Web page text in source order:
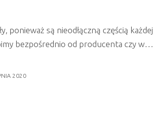
ponieważ są nieodłączną częścią każdej
bezpośrednio od producenta czy w
takie jak skład materiału czy
przepisami prawa. Metki pełnią
2020